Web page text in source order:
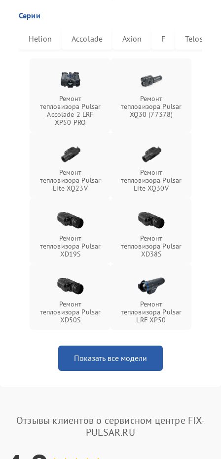
Серии
Helion Accolade Axion F Telos
Ремонт
тепловизора Pulsar
Accolade 2 LRF
XP50 PRO
Ремонт
тепловизора Pulsar
XQ30 (77378)
Ремонт
тепловизора Pulsar
Lite XQ23V
Ремонт
тепловизора Pulsar
Lite XQ30V
Ремонт
тепловизора Pulsar
XD19S
Ремонт
тепловизора Pulsar
XD38S
Ремонт
тепловизора Pulsar
XD50S
Ремонт
тепловизора Pulsar
LRF XP50
Показать все модели
Отзывы клиентов о сервисном центре FIX-
PULSAR.RU